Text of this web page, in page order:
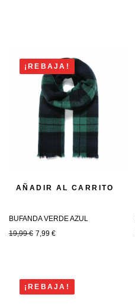
¡REBAJA!
AÑADIR AL CARRITO
BUFANDA VERDE AZUL
19,99€ 7,99 €
¡REBAJA!